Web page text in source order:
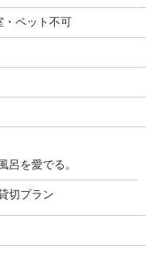
・ペット不可
呂を愛でる。
切プラン